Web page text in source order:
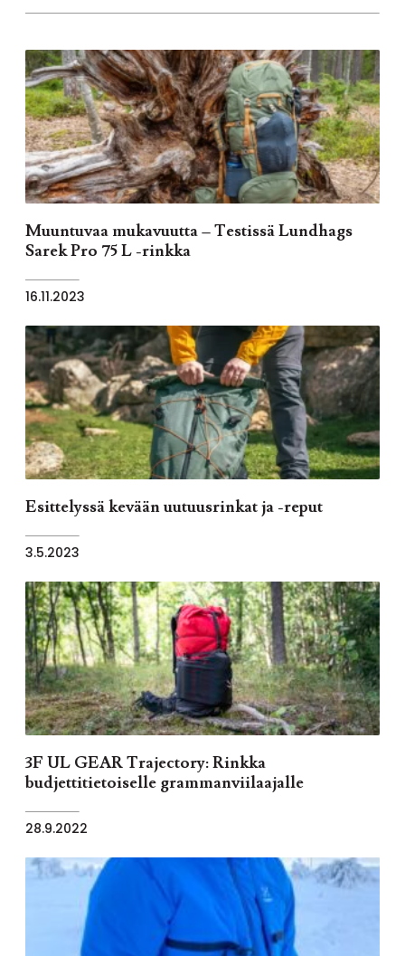
Muuntuvaa mukavuutta – Testissä Lundhags
Sarek Pro 75 L -rinkka
16.11.2023
Esittelyssä kevään uutuusrinkat ja -reput
3.5.2023
3F UL GEAR Trajectory: Rinkka
budjettitietoiselle grammanviilaajalle
28.9.2022